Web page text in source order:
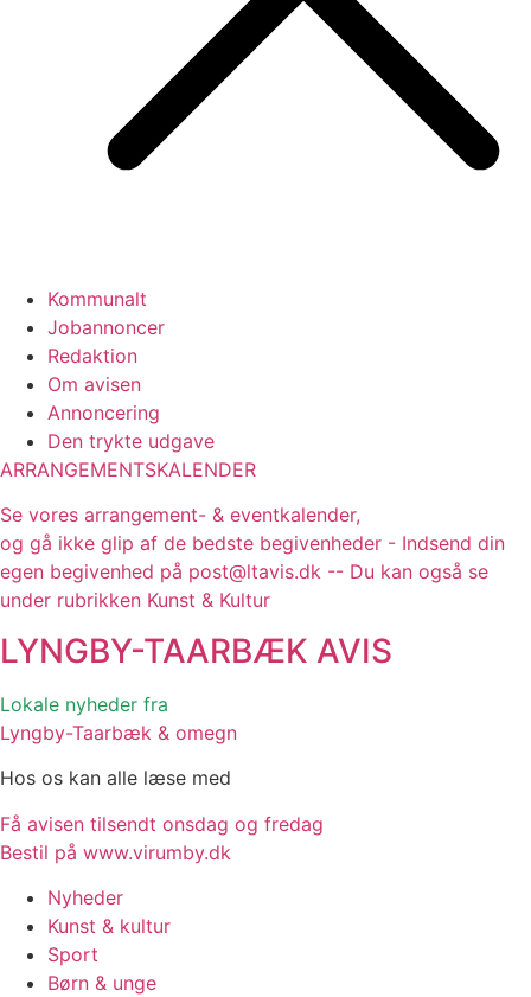
Kommunalt
Jobannoncer
Redaktion
Om avisen
Annoncering
Den trykte udgave
ARRANGEMENTSKALENDER
Se vores arrangement- & eventkalender,
og gå ikke glip af de bedste begivenheder - Indsend din
egen begivenhed på post@ltavis.dk -- Du kan også se
under rubrikken Kunst & Kultur
LYNGBY-TAARBÆK AVIS
Lokale nyheder fra
Lyngby-Taarbæk & omegn
Hos os kan alle læse med
Få avisen tilsendt onsdag og fredag
Bestil på www.virumby.dk
Nyheder
Kunst & kultur
Sport
Børn & unge